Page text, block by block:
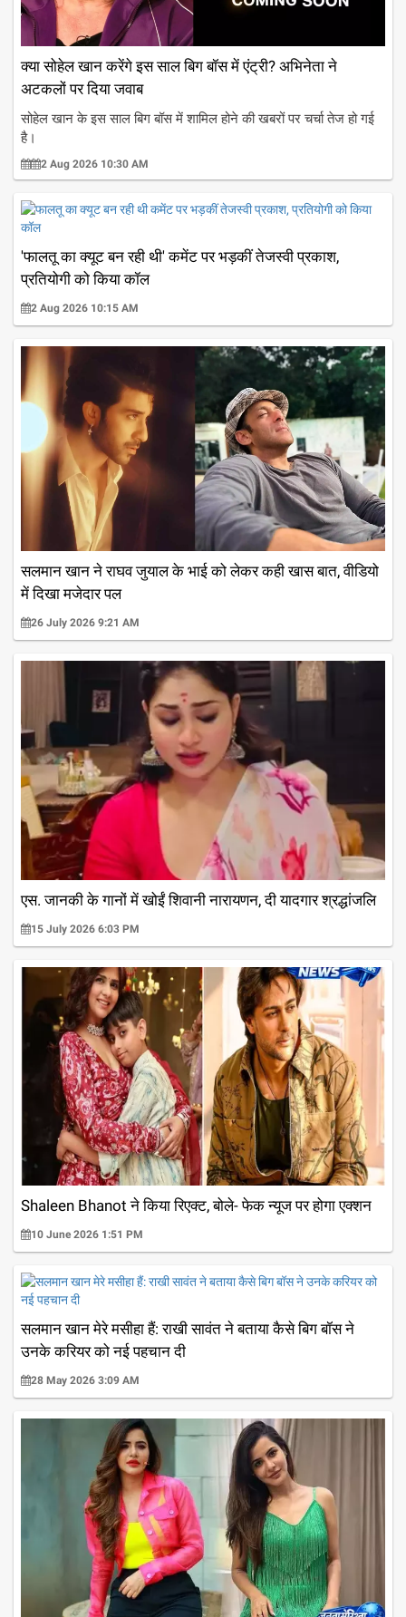
क्या सोहेल खान करेंगे इस साल बिग बॉस में एंट्री? अभिनेता ने
अटकलों पर दिया जवाब
सोहेल खान के इस साल बिग बॉस में शामिल होने की खबरों पर चर्चा तेज हो गई
है।
2 Aug 2026 10:30 AM
'फालतू का क्यूट बन रही थी' कमेंट पर भड़कीं तेजस्वी प्रकाश,
प्रतियोगी को किया कॉल
2 Aug 2026 10:15 AM
सलमान खान ने राघव जुयाल के भाई को लेकर कही खास बात, वीडियो
में दिखा मजेदार पल
26 July 2026 9:21 AM
एस. जानकी के गानों में खोईं शिवानी नारायणन, दी यादगार श्रद्धांजलि
15 July 2026 6:03 PM
Shaleen Bhanot ने किया रिएक्ट, बोले- फेक न्यूज पर होगा एक्शन
10 June 2026 1:51 PM
सलमान खान मेरे मसीहा हैं: राखी सावंत ने बताया कैसे बिग बॉस ने
उनके करियर को नई पहचान दी
28 May 2026 3:09 AM